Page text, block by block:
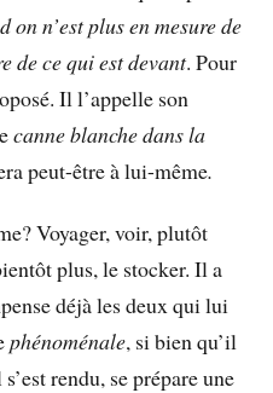
n’est plus en mesure de
de ce qui est devant. Pour
Il l’appelle son
canne blanche dans la
peut-être à lui-même.
Voyager, voir, plutôt
plus, le stocker. Il a
déjà les deux qui lui
phénoménale, si bien qu’il
rendu, se prépare une